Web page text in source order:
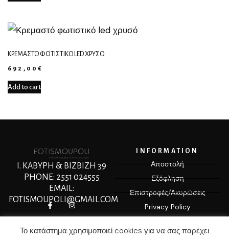
ΚΡΕΜΑΣΤΌ ΦΩΤΙΣΤΙΚΌ LED ΧΡΥΣΌ
692,00€
Add to cart
Ι. ΚΑΒΥΡΗ & ΒΙΖΒΙΖΗ 39
PHONE: 2551 024555
EMAIL:
FOTISMOUPOLI@GMAIL.COM
INFORMATION
Αποστολή
Εξόφληση
Επιστροφές/Ακυρώσεις
Privacy Policy
Το κατάστημα χρησιμοποιεί cookies για να σας παρέχει